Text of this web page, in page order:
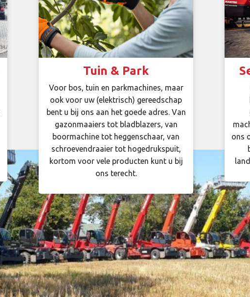
Tuin & Park
Voor bos, tuin en parkmachines, maar
ook voor uw (elektrisch) gereedschap
bent u bij ons aan het goede adres. Van
gazonmaaiers tot bladblazers, van
boormachine tot heggenschaar, van
schroevendraaier tot hogedrukspuit,
kortom voor vele producten kunt u bij
ons terecht.
ons